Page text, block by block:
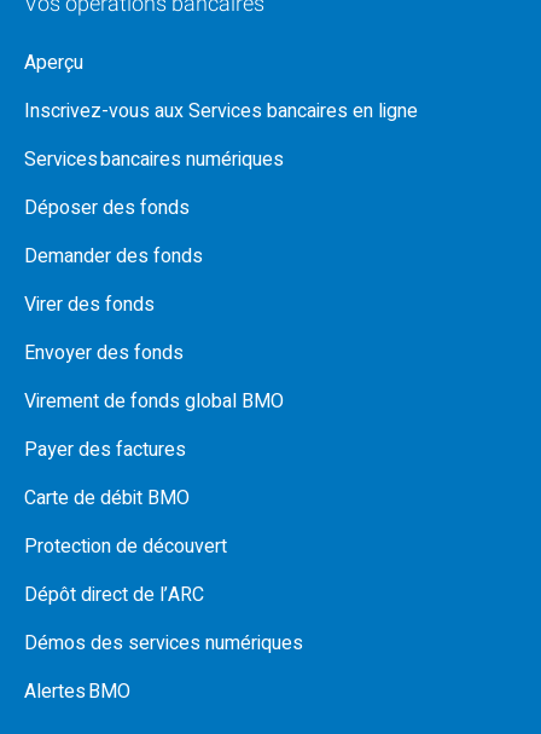
Aperçu
Inscrivez-vous aux Services bancaires en ligne
Services bancaires numériques
Déposer des fonds
Demander des fonds
Virer des fonds
Envoyer des fonds
Virement de fonds global BMO
Payer des factures
Carte de débit BMO
Protection de découvert
Dépôt direct de l’ARC
Démos des services numériques
Alertes BMO